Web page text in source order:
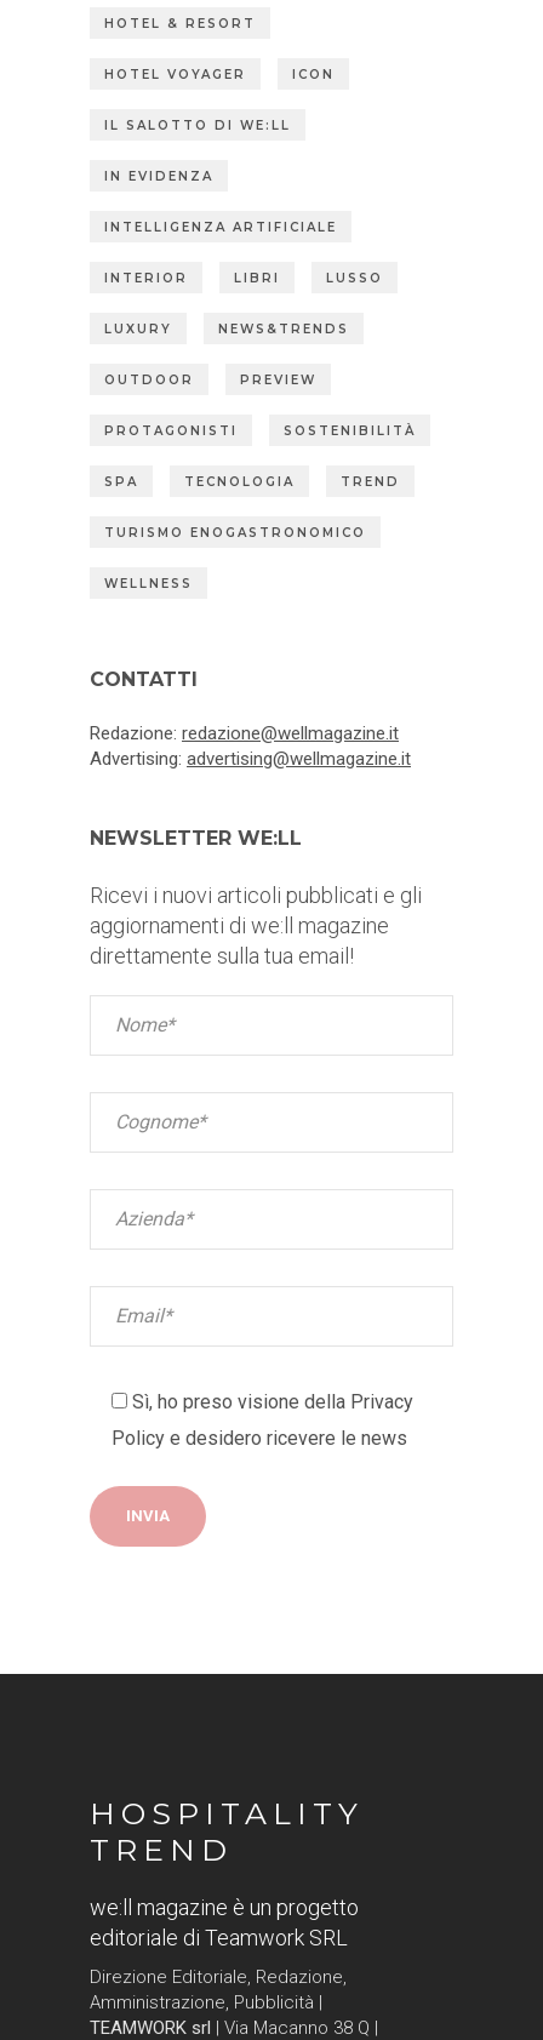
HOTEL & RESORT
HOTEL VOYAGER ICON
IL SALOTTO DI WE:LL
IN EVIDENZA
INTELLIGENZA ARTIFICIALE
INTERIOR LIBRI LUSSO
LUXURY NEWS&TRENDS
OUTDOOR PREVIEW
PROTAGONISTI SOSTENIBILITÀ
SPA TECNOLOGIA TREND
TURISMO ENOGASTRONOMICO
WELLNESS
CONTATTI
Redazione: redazione@wellmagazine.it
Advertising: advertising@wellmagazine.it
NEWSLETTER WE:LL
Ricevi i nuovi articoli pubblicati e gli
aggiornamenti di we:ll magazine
direttamente sulla tua email!
Sì, ho preso visione della Privacy
Policy e desidero ricevere le news
HOSPITALITY
TREND
we:ll magazine è un progetto
editoriale di Teamwork SRL
Direzione Editoriale, Redazione,
Amministrazione, Pubblicità |
TEAMWORK srl | Via Macanno 38 Q |